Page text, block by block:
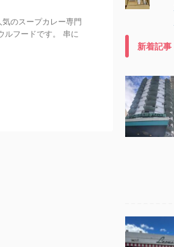
のスープカレー専門
ルフードです。 串に
新着記事